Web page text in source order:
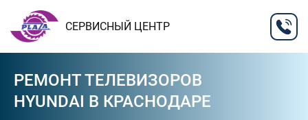
СЕРВИСНЫЙ ЦЕНТР
РЕМОНТ ТЕЛЕВИЗОРОВ
HYUNDAI В КРАСНОДАРЕ